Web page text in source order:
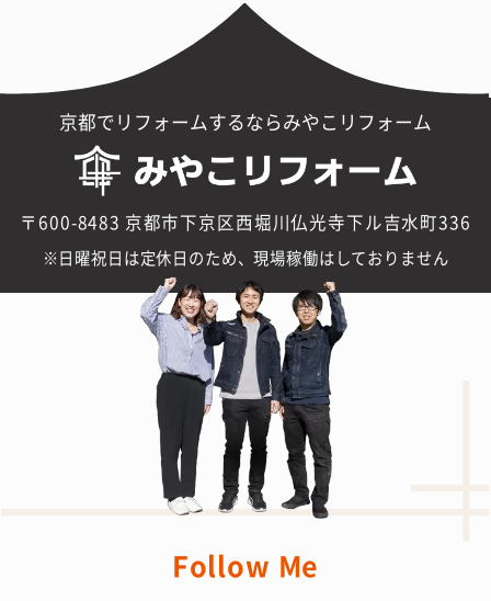
京都でリフォームするならみやこリフォーム
〒600-8483 京都市下京区西堀川仏光寺下ル吉水町336
日曜祝日は定休日のため、現場稼働はしておりません
Follow Me